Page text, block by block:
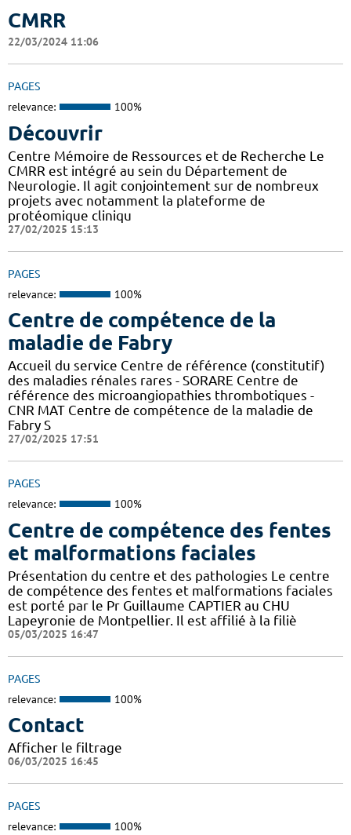
CMRR
22/03/2024 11:06
PAGES
relevance: 100%
Découvrir
Centre Mémoire de Ressources et de Recherche Le
CMRR est intégré au sein du Département de
Neurologie. Il agit conjointement sur de nombreux
projets avec notamment la plateforme de
protéomique cliniqu
27/02/2025 15:13
PAGES
relevance: 100%
Centre de compétence de la
maladie de Fabry
Accueil du service Centre de référence (constitutif)
des maladies rénales rares - SORARE Centre de
référence des microangiopathies thrombotiques -
CNR MAT Centre de compétence de la maladie de
Fabry S
27/02/2025 17:51
PAGES
relevance: 100%
Centre de compétence des fentes
et malformations faciales
Présentation du centre et des pathologies Le centre
de compétence des fentes et malformations faciales
est porté par le Pr Guillaume CAPTIER au CHU
Lapeyronie de Montpellier. Il est affilié à la filiè
05/03/2025 16:47
PAGES
relevance: 100%
Contact
Afficher le filtrage
06/03/2025 16:45
PAGES
relevance: 100%